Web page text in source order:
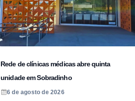
Rede de clínicas médicas abre quinta
unidade em Sobradinho
6 de agosto de 2026